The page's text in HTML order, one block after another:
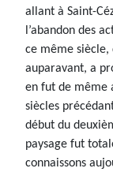
allant à Saint-
l’abandon des
ce même siècle,
auparavant, a
en fut de même
siècles
début du
paysage fut
connaissons